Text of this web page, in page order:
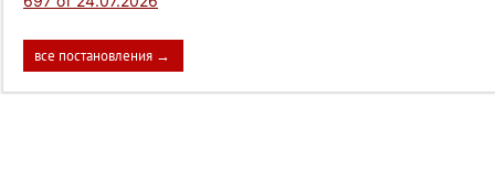
все постановления →